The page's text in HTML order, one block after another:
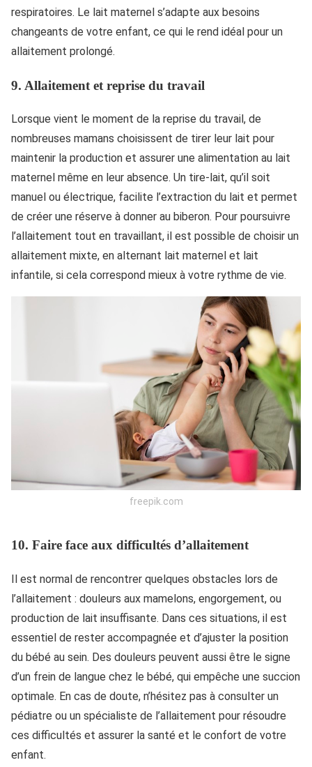
respiratoires. Le lait maternel s’adapte aux besoins
changeants de votre enfant, ce qui le rend idéal pour un
allaitement prolongé.
9. Allaitement et reprise du travail
Lorsque vient le moment de la reprise du travail, de
nombreuses mamans choisissent de tirer leur lait pour
maintenir la production et assurer une alimentation au lait
maternel même en leur absence. Un tire-lait, qu’il soit
manuel ou électrique, facilite l’extraction du lait et permet
de créer une réserve à donner au biberon. Pour poursuivre
l’allaitement tout en travaillant, il est possible de choisir un
allaitement mixte, en alternant lait maternel et lait
infantile, si cela correspond mieux à votre rythme de vie.
freepik.com
10. Faire face aux difficultés d’allaitement
Il est normal de rencontrer quelques obstacles lors de
l’allaitement : douleurs aux mamelons, engorgement, ou
production de lait insuffisante. Dans ces situations, il est
essentiel de rester accompagnée et d’ajuster la position
du bébé au sein. Des douleurs peuvent aussi être le signe
d’un frein de langue chez le bébé, qui empêche une succion
optimale. En cas de doute, n’hésitez pas à consulter un
pédiatre ou un spécialiste de l’allaitement pour résoudre
ces difficultés et assurer la santé et le confort de votre
enfant.